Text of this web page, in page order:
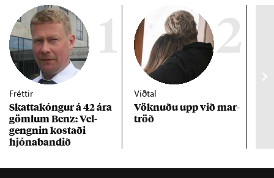
1
Fréttir
Skattakóng­ur á 42 ára
göml­um Benz: Vel­
gengn­in kostaði
hjóna­band­ið
2
Viðtal
Vökn­uðu upp við mar­
tröð